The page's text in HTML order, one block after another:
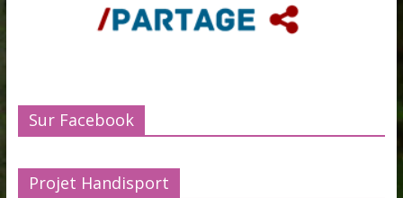
Sur Facebook
Projet Handisport